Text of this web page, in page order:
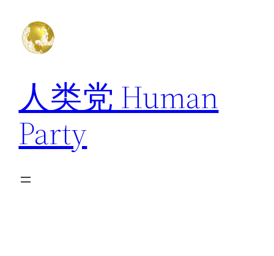
人类党 Human
Party